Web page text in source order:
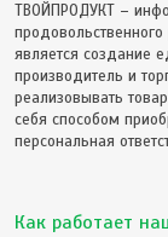
ТВОЙПРОДУКТ –
является создание
производитель и
реализовывать
себя способом
персональная
Как работает